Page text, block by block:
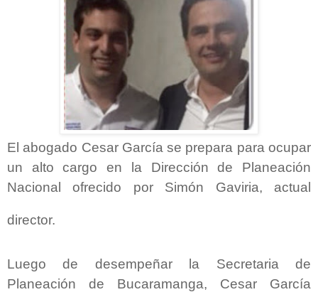
El abogado Cesar García se prepara para ocupar
un alto cargo en la Dirección de Planeación
Nacional ofrecido por Simón Gaviria, actual
director.
Luego de desempeñar la Secretaria de
Planeación de Bucaramanga, Cesar García